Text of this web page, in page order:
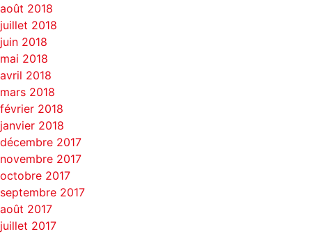
août 2018
juillet 2018
juin 2018
mai 2018
avril 2018
mars 2018
février 2018
janvier 2018
décembre 2017
novembre 2017
octobre 2017
septembre 2017
août 2017
juillet 2017